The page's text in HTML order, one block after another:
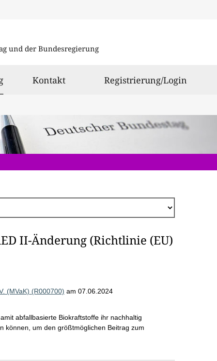
und der Bundesregierung
ausgewählt
Kontakt Registrierung/Login
II-Änderung (Richtlinie (EU)
(MVaK) (R000700) am 07.06.2024
abfallbasierte Biokraftstoffe ihr nachhaltig
können, um den größtmöglichen Beitrag zum